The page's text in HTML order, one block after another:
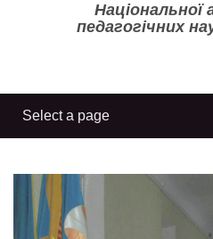
Національної
педагогічних